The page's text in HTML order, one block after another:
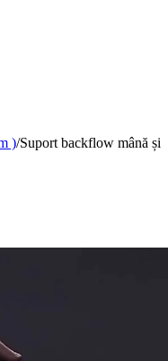
)/Suport backflow mână și